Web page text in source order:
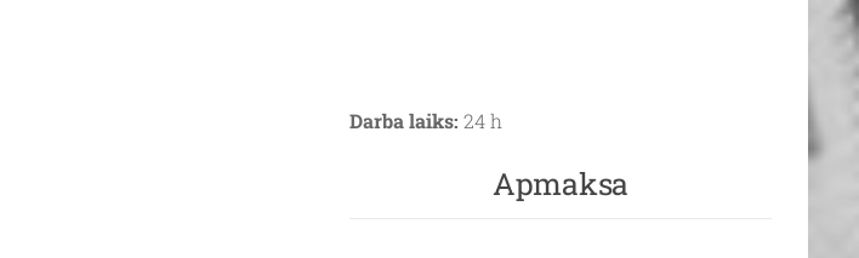
Darba laiks: 24 h
Apmaksa